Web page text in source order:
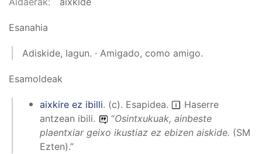
Esanahia
Adiskide, lagun. · Amigado, como amigo.
Esamoldeak
aixkire ez ibilli. (c). Esapidea.
Haserre
antzean ibili.
“Osintxukuak, ainbeste
plaentxiar geixo ikustiaz ez ebizen aiskide. (SM
Ezten).”